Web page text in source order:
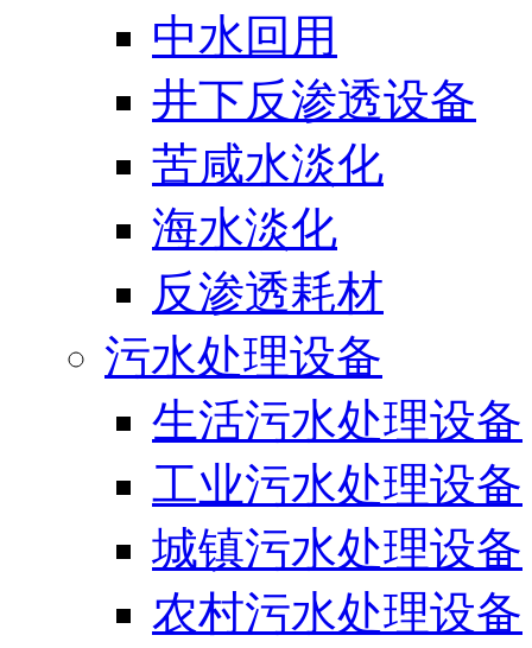
中水回用
井下反渗透设备
苦咸水淡化
海水淡化
反渗透耗材
污水处理设备
生活污水处理设备
工业污水处理设备
城镇污水处理设备
农村污水处理设备